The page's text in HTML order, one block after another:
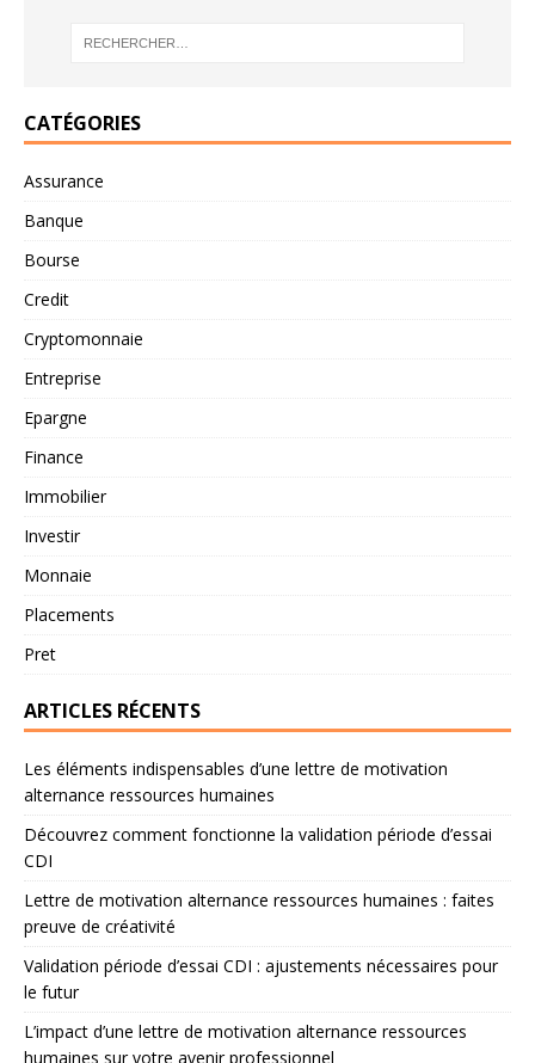
CATÉGORIES
Assurance
Banque
Bourse
Credit
Cryptomonnaie
Entreprise
Epargne
Finance
Immobilier
Investir
Monnaie
Placements
Pret
ARTICLES RÉCENTS
Les éléments indispensables d’une lettre de motivation
alternance ressources humaines
Découvrez comment fonctionne la validation période d’essai
CDI
Lettre de motivation alternance ressources humaines : faites
preuve de créativité
Validation période d’essai CDI : ajustements nécessaires pour
le futur
L’impact d’une lettre de motivation alternance ressources
humaines sur votre avenir professionnel